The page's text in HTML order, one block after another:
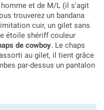
et de M/L (il s'agit
trouverez un bandana
cuir, un gilet sans
étoile shériff couleur
de cowboy. Le chaps
au gilet, il tient grâce
par-dessus un pantalon